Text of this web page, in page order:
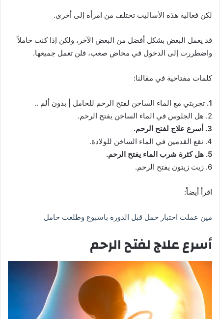
لكن فعالية هذه الأساليب تختلف من امرأة إلى أخرى.
قد يعمل البعض بشكل أفضل من البعض الآخر، ولكن إذا كنت حاملاً
واضطررت إلى الدخول في مخاض صعب، فلن تعمل جميعها.
كلمات مفتاحية في مقالنا:
1. تجربتي مع الماء الساخن لفتح الرحم للحامل | بدون ألم ..
2. هل الجلوس في الماء الساخن يفتح الرحم.
3. أسرع علاج لفتح الرحم.
4. نقع القدمين في الماء الساخن للولادة.
5. هل كثرة شرب الماء يفتح الرحم.
6. زيت زيتون يفتح الرحم.
اقرأ أيضاً:
مين عملت اختبار حمل قبل الدورة باسبوع وطلعت حامل
أسرع علاج لفتح الرحم